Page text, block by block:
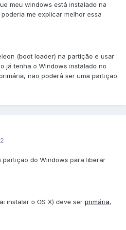
meu windows está instalado na
me explicar melhor essa
(boot loader) na partição e usar
já tenha o Windows instalado no
não poderá ser uma partição
do Windows para liberar
instalar o OS X) deve ser primária,